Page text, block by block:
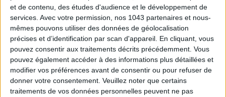
et de contenu, des études d'audience et le développement de
services. Avec votre permission, nos 1043 partenaires et nous-
mêmes pouvons utiliser des données de géolocalisation
précises et d’identification par scan d'appareil. En cliquant, vous
pouvez consentir aux traitements décrits précédemment. Vous
pouvez également accéder à des informations plus détaillées et
modifier vos préférences avant de consentir ou pour refuser de
donner votre consentement. Veuillez noter que certains
traitements de vos données personnelles peuvent ne pas